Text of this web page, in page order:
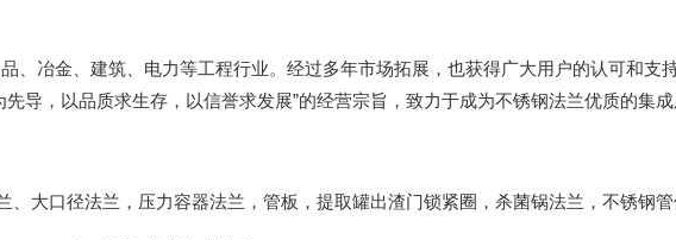
、冶金、建筑、电力等工程行业。经过多年市场拓展，也获得广大用户的认可和
导，以品质求生存，以信誉求发展”的经营宗旨，致力于成为不锈钢法兰优质的集成
、大口径法兰，压力容器法兰，管板，提取罐出渣门锁紧圈，杀菌锅法兰，不锈钢管